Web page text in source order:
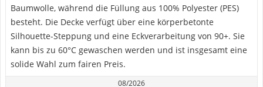
Baumwolle, während die Füllung aus 100% Polyester (PES)
besteht. Die Decke verfügt über eine körperbetonte
Silhouette-Steppung und eine Eckverarbeitung von 90+. Sie
kann bis zu 60°C gewaschen werden und ist insgesamt eine
solide Wahl zum fairen Preis.
08/2026